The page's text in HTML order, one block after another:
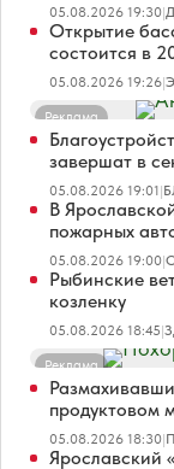
05.08.2026 19:30|
Открытие
состоится в
05.08.2026 19:26|
Реклама
завершат в
05.08.2026 19:01|
В
пожарных
05.08.2026 19:00|
Рыбинские
козленку
05.08.2026 18:45|
Реклама
продуктовом
05.08.2026 18:30|
Ярославский